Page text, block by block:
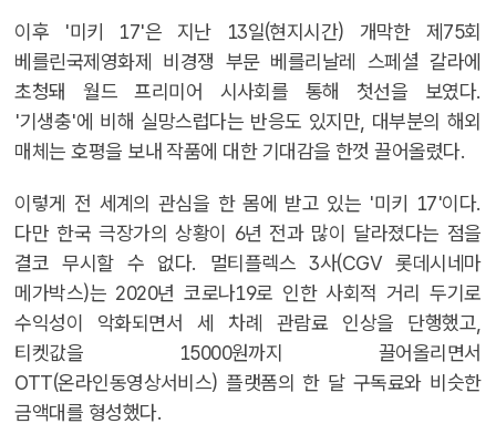
이후 '미키 17'은 지난 13일(현지시간) 개막한 제75회
베를린국제영화제 비경쟁 부문 베를리날레 스페셜 갈라에
초청돼 월드 프리미어 시사회를 통해 첫선을 보였다.
'기생충'에 비해 실망스럽다는 반응도 있지만, 대부분의 해외
매체는 호평을 보내 작품에 대한 기대감을 한껏 끌어올렸다.
이렇게 전 세계의 관심을 한 몸에 받고 있는 '미키 17'이다.
다만 한국 극장가의 상황이 6년 전과 많이 달라졌다는 점을
결코 무시할 수 없다. 멀티플렉스 3사(CGV 롯데시네마
메가박스)는 2020년 코로나19로 인한 사회적 거리 두기로
수익성이 악화되면서 세 차례 관람료 인상을 단행했고,
티켓값을 15000원까지 끌어올리면서
OTT(온라인동영상서비스) 플랫폼의 한 달 구독료와 비슷한
금액대를 형성했다.